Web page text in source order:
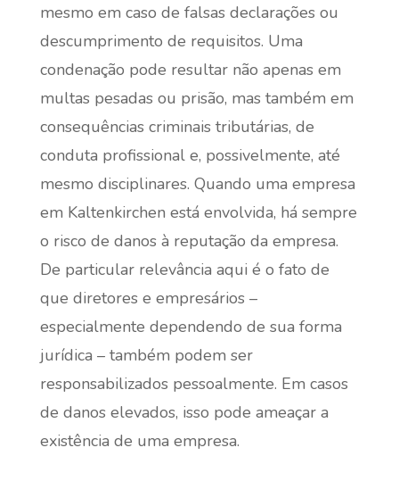
mesmo em caso de falsas declarações ou
descumprimento de requisitos. Uma
condenação pode resultar não apenas em
multas pesadas ou prisão, mas também em
consequências criminais tributárias, de
conduta profissional e, possivelmente, até
mesmo disciplinares. Quando uma empresa
em Kaltenkirchen está envolvida, há sempre
o risco de danos à reputação da empresa.
De particular relevância aqui é o fato de
que diretores e empresários –
especialmente dependendo de sua forma
jurídica – também podem ser
responsabilizados pessoalmente. Em casos
de danos elevados, isso pode ameaçar a
existência de uma empresa.